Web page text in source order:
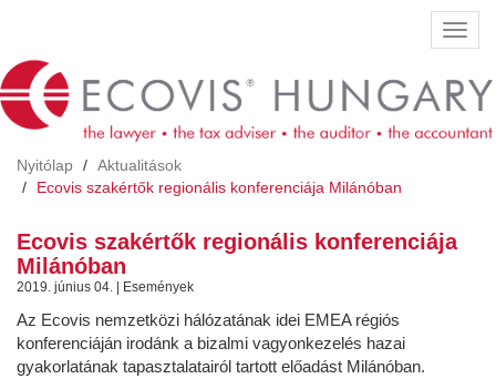
Nyitólap
Aktualitások
Ecovis szakértők regionális konferenciája Milánóban
Ecovis szakértők regionális konferenciája
Milánóban
2019. június 04. | Események
Az Ecovis nemzetközi hálózatának idei EMEA régiós
konferenciáján irodánk a bizalmi vagyonkezelés hazai
gyakorlatának tapasztalatairól tartott előadást Milánóban.